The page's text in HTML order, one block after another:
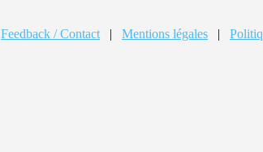
Feedback / Contact | Mentions légales |